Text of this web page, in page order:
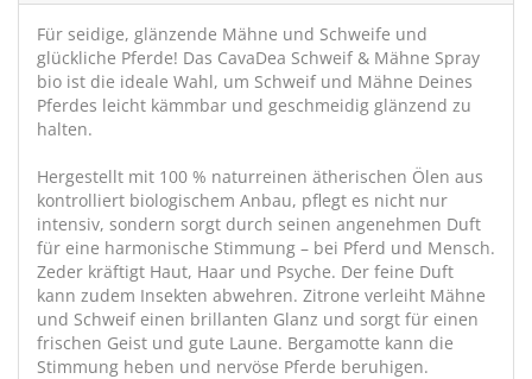
Für seidige, glänzende Mähne und Schweife und
glückliche Pferde! Das CavaDea Schweif & Mähne Spray
bio ist die ideale Wahl, um Schweif und Mähne Deines
Pferdes leicht kämmbar und geschmeidig glänzend zu
halten.
Hergestellt mit 100 % naturreinen ätherischen Ölen aus
kontrolliert biologischem Anbau, pflegt es nicht nur
intensiv, sondern sorgt durch seinen angenehmen Duft
für eine harmonische Stimmung – bei Pferd und Mensch.
Zeder kräftigt Haut, Haar und Psyche. Der feine Duft
kann zudem Insekten abwehren. Zitrone verleiht Mähne
und Schweif einen brillanten Glanz und sorgt für einen
frischen Geist und gute Laune. Bergamotte kann die
Stimmung heben und nervöse Pferde beruhigen.